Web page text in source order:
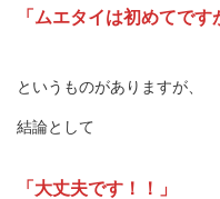
「ムエタイは初めてです
というものがありますが、
結論として
「大丈夫です！！」